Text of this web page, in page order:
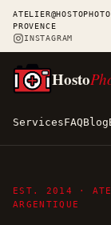
PROVENCE
INSTAGRAM
ServicesFAQBlog
Hosto
EST. 2014 ·
ARGENTIQUE